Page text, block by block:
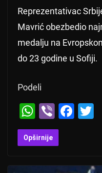
Reprezentativac
Mavrić obezbedio
medalju na
do 23 godine u Sofiji.
Podeli
W
h
at
Vi
b
er
F
Opširnije